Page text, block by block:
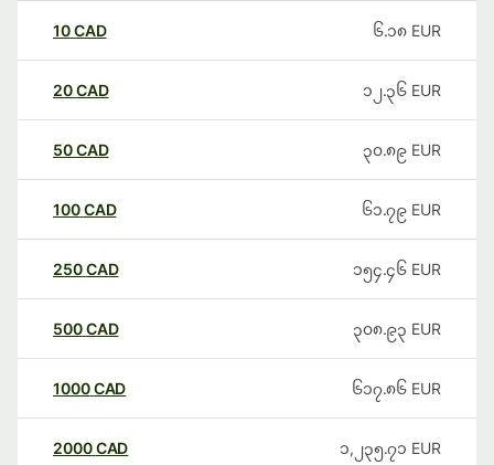
10CAD ၆.၁၈ EUR
20CAD ၁၂.၃၆ EUR
50CAD ၃၀.၈၉ EUR
100CAD ၆၁.၇၉ EUR
250CAD ၁၅၄.၄၆ EUR
500CAD ၃၀၈.၉၃ EUR
1000CAD ၆၁၇.၈၆ EUR
2000CAD ၁,၂၃၅.၇၁ EUR